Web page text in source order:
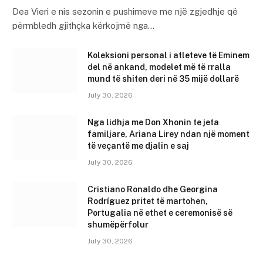
Dea Vieri e nis sezonin e pushimeve me një zgjedhje që
përmbledh gjithçka kërkojmë nga…
Koleksioni personal i atleteve të Eminem
del në ankand, modelet më të rralla
mund të shiten deri në 35 mijë dollarë
July 30, 2026
Nga lidhja me Don Xhonin te jeta
familjare, Ariana Lirey ndan një moment
të veçantë me djalin e saj
July 30, 2026
Cristiano Ronaldo dhe Georgina
Rodríguez pritet të martohen,
Portugalia në ethet e ceremonisë së
shumëpërfolur
July 30, 2026